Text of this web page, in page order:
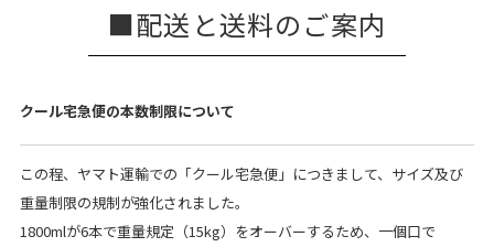
配送と送料のご案内
クール宅急便の本数制限について
この程、ヤマト運輸での「クール宅急便」につきまして、サイズ及び
重量制限の規制が強化されました。
1800mlが6本で重量規定（15kg）をオーバーするため、一個口で